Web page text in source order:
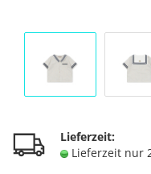
Lieferzeit:
Lieferzeit nur